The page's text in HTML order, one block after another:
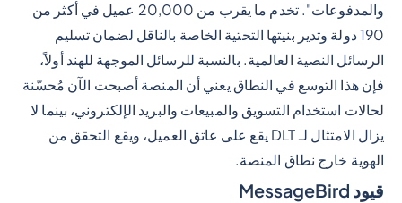
والمدفوعات". تخدم ما يقرب من 20,000 عميل في أكثر من
190 دولة وتدير بنيتها التحتية الخاصة بالناقل لضمان تسليم
الرسائل النصية العالمية. بالنسبة للرسائل الموجهة للهند أولاً،
فإن هذا التوسع في النطاق يعني أن المنصة أصبحت الآن مُحسّنة
لحالات استخدام التسويق والمبيعات والبريد الإلكتروني، بينما لا
يزال الامتثال لـ DLT يقع على عاتق العميل، ويقع التحقق من
الهوية خارج نطاق المنصة.
قيود MessageBird